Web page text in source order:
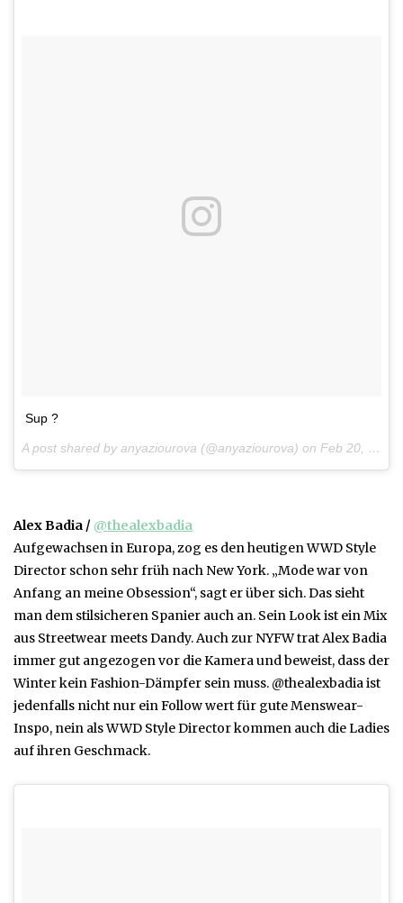
Sup ?
A post shared by anyaziourova (@anyaziourova) on Feb 20, 2017 at 11:56am PST
Alex Badia / @thealexbadia
Aufgewachsen in Europa, zog es den heutigen WWD Style
Director schon sehr früh nach New York. „Mode war von
Anfang an meine Obsession“, sagt er über sich. Das sieht
man dem stilsicheren Spanier auch an. Sein Look ist ein Mix
aus Streetwear meets Dandy. Auch zur NYFW trat Alex Badia
immer gut angezogen vor die Kamera und beweist, dass der
Winter kein Fashion-Dämpfer sein muss. @thealexbadia ist
jedenfalls nicht nur ein Follow wert für gute Menswear-
Inspo, nein als WWD Style Director kommen auch die Ladies
auf ihren Geschmack.